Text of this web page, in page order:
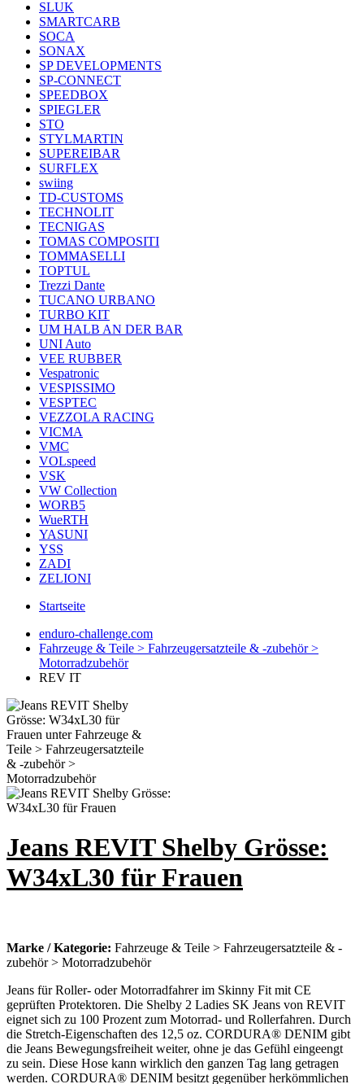
SLUK
SMARTCARB
SOCA
SONAX
SP DEVELOPMENTS
SP-CONNECT
SPEEDBOX
SPIEGLER
STO
STYLMARTIN
SUPEREIBAR
SURFLEX
swiing
TD-CUSTOMS
TECHNOLIT
TECNIGAS
TOMAS COMPOSITI
TOMMASELLI
TOPTUL
Trezzi Dante
TUCANO URBANO
TURBO KIT
UM HALB AN DER BAR
UNI Auto
VEE RUBBER
Vespatronic
VESPISSIMO
VESPTEC
VEZZOLA RACING
VICMA
VMC
VOLspeed
VSK
VW Collection
WORB5
WueRTH
YASUNI
YSS
ZADI
ZELIONI
Startseite
enduro-challenge.com
Fahrzeuge & Teile > Fahrzeugersatzteile & -zubehör >
Motorradzubehör
REV IT
Jeans REVIT Shelby Grösse:
W34xL30 für Frauen
Marke / Kategorie: Fahrzeuge & Teile > Fahrzeugersatzteile & -
zubehör > Motorradzubehör
Jeans für Roller- oder Motorradfahrer im Skinny Fit mit CE
geprüften Protektoren. Die Shelby 2 Ladies SK Jeans von REVIT
eignet sich zu 100 Prozent zum Motorrad- und Rollerfahren. Durch
die Stretch-Eigenschaften des 12,5 oz. CORDURA® DENIM gibt
die Jeans Bewegungsfreiheit weiter, ohne je das Gefühl eingeengt
zu sein. Diese Hose kann wirklich den ganzen Tag lang getragen
werden. CORDURA® DENIM besitzt gegenüber herkömmlichen